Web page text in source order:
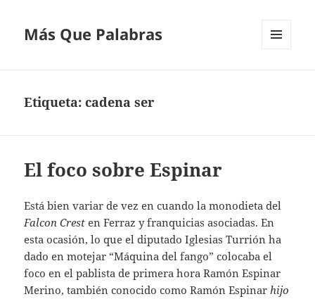
Más Que Palabras
Etiqueta:cadena ser
El foco sobre Espinar
Está bien variar de vez en cuando la monodieta del
Falcon Crest en Ferraz y franquicias asociadas. En
esta ocasión, lo que el diputado Iglesias Turrión ha
dado en motejar “Máquina del fango” colocaba el
foco en el pablista de primera hora Ramón Espinar
Merino, también conocido como Ramón Espinarhijo